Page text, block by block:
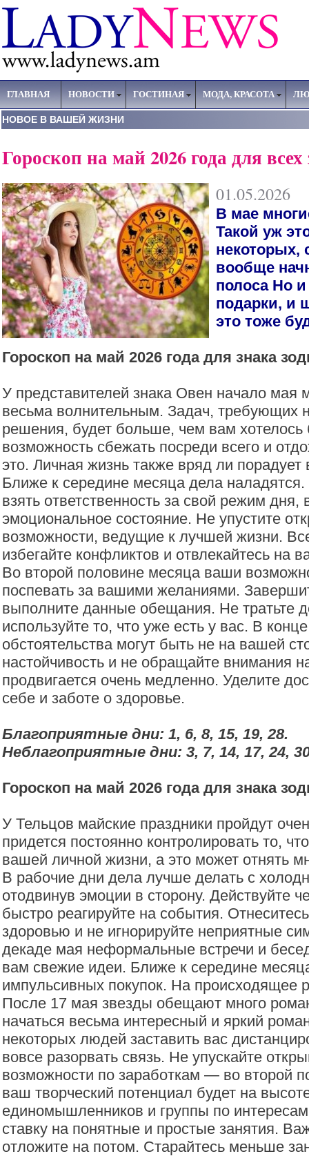
ГЛАВНАЯ НОВОСТИ ГОСТИНАЯ МОДА, КРАСОТА
НОВОЕ В ВАШЕЙ ЖИЗНИ
Гороскоп на май 2026 года для
01.05.2026
В мае
Такой уж
некоторых,
вообще
полоса Но
подарки, и
это тоже
Гороскоп на май 2026 года для знака
У представителей знака Овен начало мая
весьма волнительным. Задач, требующих
решения, будет больше, чем вам
возможность сбежать посреди всего и
это. Личная жизнь также вряд ли порадует
Ближе к середине месяца дела
взять ответственность за свой режим
эмоциональное состояние. Не упустите
возможности, ведущие к лучшей жизни.
избегайте конфликтов и отвлекайтесь на
Во второй половине месяца ваши
поспевать за вашими желаниями.
выполните данные обещания. Не тратьте
используйте то, что уже есть у вас. В
обстоятельства могут быть не на вашей
настойчивость и не обращайте внимания
продвигается очень медленно. Уделите
себе и заботе о здоровье.
Благоприятные дни: 1, 6, 8, 15, 19, 28.
Неблагоприятные дни: 3, 7, 14, 17, 24,
Гороскоп на май 2026 года для знака
У Тельцов майские праздники пройдут
придется постоянно контролировать то,
вашей личной жизни, а это может отнять
В рабочие дни дела лучше делать с
отодвинув эмоции в сторону. Действуйте
быстро реагируйте на события.
здоровью и не игнорируйте неприятные
декаде мая неформальные встречи и
вам свежие идеи. Ближе к середине
импульсивных покупок. На происходящее
После 17 мая звезды обещают много
начаться весьма интересный и яркий
некоторых людей заставить вас
вовсе разорвать связь. Не упускайте
возможности по заработкам — во второй
ваш творческий потенциал будет на
единомышленников и группы по
ставку на понятные и простые занятия.
отложите на потом. Старайтесь меньше